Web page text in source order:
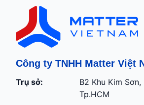
Công ty TNHH Matter Việt
Trụ sở:
B2 Khu Kim
Tp.HCM